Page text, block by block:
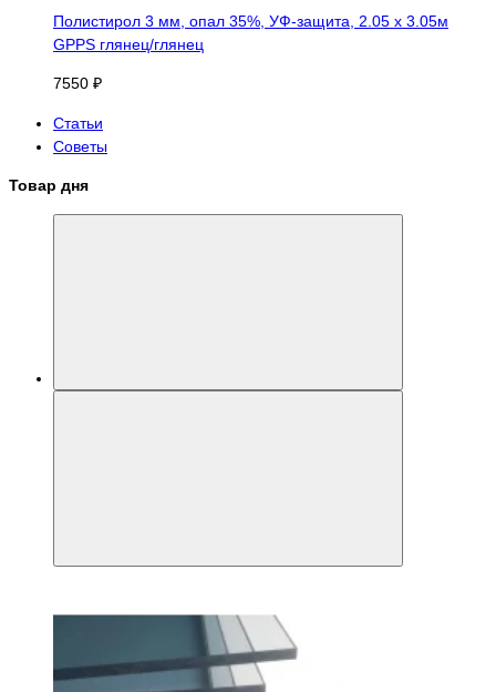
Полистирол 3 мм, опал 35%, УФ-защита, 2.05 х 3.05м
GPPS глянец/глянец
7550 ₽
Статьи
Советы
Товар дня